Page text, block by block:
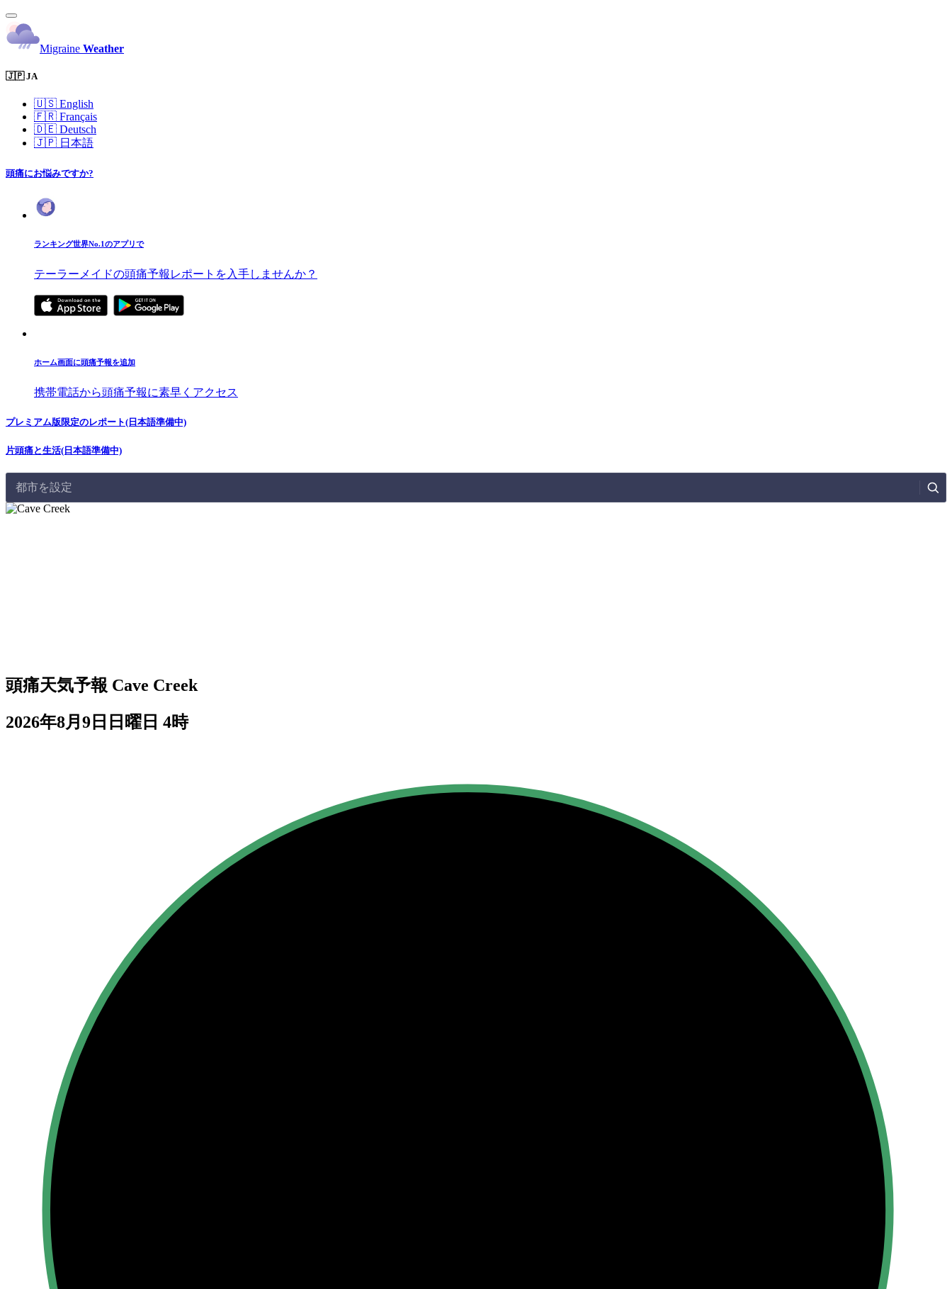
Migraine Weather
🇯🇵 JA
🇺🇸 English
🇫🇷 Français
🇩🇪 Deutsch
🇯🇵 日本語
頭痛にお悩みですか?
ランキング世界No.1のアプリで
テーラーメイドの頭痛予報レポートを入手しませんか？
ホーム画面に頭痛予報を追加
携帯電話から頭痛予報に素早くアクセス
プレミアム版限定のレポート(日本語準備中)
片頭痛と生活(日本語準備中)
都市を設定
頭痛天気予報 Cave Creek
2026年8月9日日曜日 4時